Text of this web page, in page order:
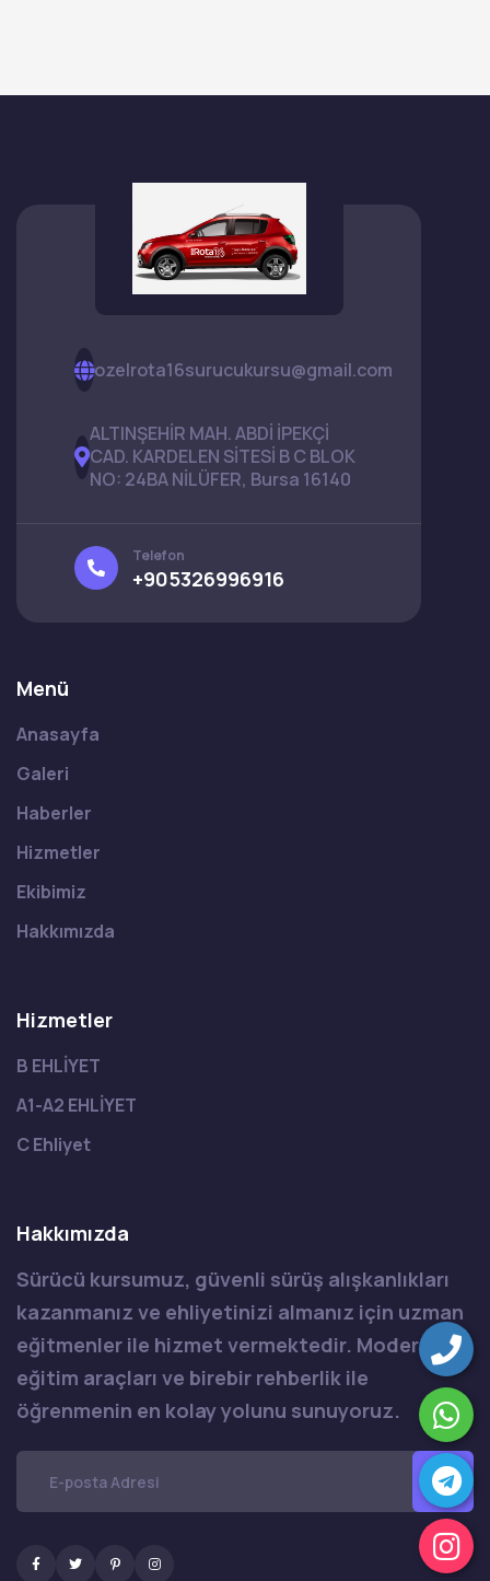
ozelrota16surucukursu@gmail.com
ALTINŞEHİR MAH. ABDİ İPEKÇİ
CAD. KARDELEN SİTESİ B C BLOK
NO: 24BA NİLÜFER, Bursa 16140
Telefon
+905326996916
Menü
Anasayfa
Galeri
Haberler
Hizmetler
Ekibimiz
Hakkımızda
Hizmetler
B EHLİYET
A1-A2 EHLİYET
C Ehliyet
Hakkımızda
Sürücü kursumuz, güvenli sürüş alışkanlıkları
kazanmanız ve ehliyetinizi almanız için uzman
eğitmenler ile hizmet vermektedir. Modern
eğitim araçları ve birebir rehberlik ile
öğrenmenin en kolay yolunu sunuyoruz.